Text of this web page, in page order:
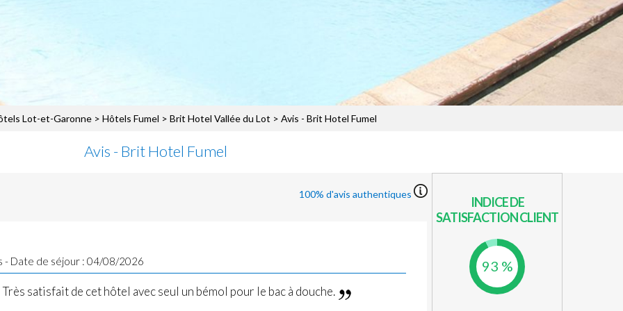
Lot-et-Garonne > Hôtels Fumel > Brit Hotel Vallée du Lot > Avis - Brit Hotel Fumel
Avis - Brit Hotel Fumel
100% d'avis authentiques
INDICE DE
SATISFACTION CLIENT
93 %
- Date de séjour : 04/08/2026
Très satisfait de cet hôtel avec seul un bémol pour le bac à douche.